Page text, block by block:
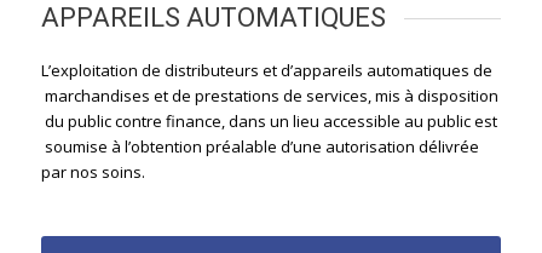
APPAREILS AUTOMATIQUES
L’exploitation de distributeurs et d’appareils automatiques de
marchandises et de prestations de services, mis à disposition
du public contre finance, dans un lieu accessible au public est
soumise à l’obtention préalable d’une autorisation délivrée
par nos soins.